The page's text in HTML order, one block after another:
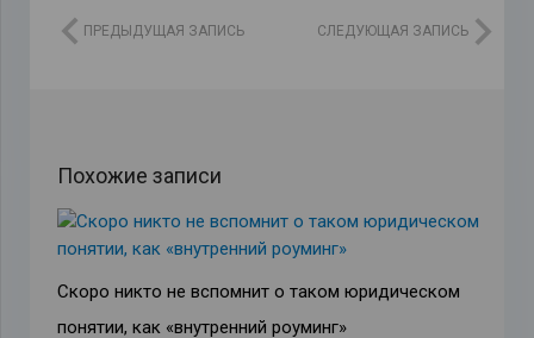
ПРЕДЫДУЩАЯ ЗАПИСЬ СЛЕДУЮЩАЯ ЗАПИСЬ
Похожие записи
Скоро никто не вспомнит о таком юридическом
понятии, как «внутренний роуминг»